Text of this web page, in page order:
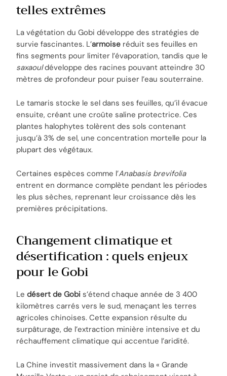
telles extrêmes
La végétation du Gobi développe des stratégies de
survie fascinantes. L’armoise réduit ses feuilles en
fins segments pour limiter l’évaporation, tandis que le
saxaouldéveloppe des racines pouvant atteindre 30
mètres de profondeur pour puiser l’eau souterraine.
Le tamaris stocke le sel dans ses feuilles, qu’il évacue
ensuite, créant une croûte saline protectrice. Ces
plantes halophytes tolèrent des sols contenant
jusqu’à 3% de sel, une concentration mortelle pour la
plupart des végétaux.
Certaines espèces comme l’Anabasis brevifolia
entrent en dormance complète pendant les périodes
les plus sèches, reprenant leur croissance dès les
premières précipitations.
Changement climatique et
désertification : quels enjeux
pour le Gobi
Ledésert de Gobi s’étend chaque année de 3 400
kilomètres carrés vers le sud, menaçant les terres
agricoles chinoises. Cette expansion résulte du
surpâturage, de l’extraction minière intensive et du
réchauffement climatique qui accentue l’aridité.
La Chine investit massivement dans la « Grande